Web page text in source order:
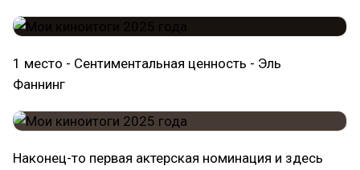
1 место - Сентиментальная ценность - Эль
Фаннинг
Наконец-то первая актерская номинация и здесь